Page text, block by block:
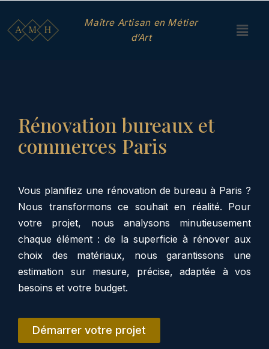
Maître Artisan en Métier
d’Art
Rénovation bureaux et
commerces Paris
Vous planifiez une rénovation de bureau à Paris ?
Nous transformons ce souhait en réalité. Pour
votre projet, nous analysons minutieusement
chaque élément : de la superficie à rénover aux
choix des matériaux, nous garantissons une
estimation sur mesure, précise, adaptée à vos
besoins et votre budget.
Démarrer votre projet